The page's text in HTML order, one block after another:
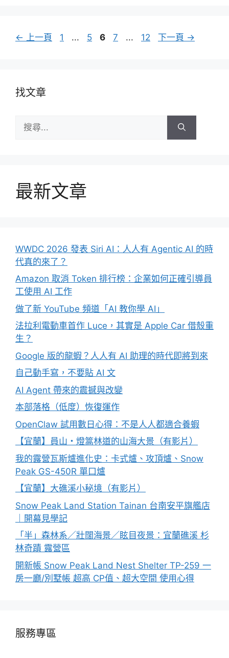
← 上一頁
頁
1 ...
頁
5
頁
6
頁
7 ...
頁
12 下一頁 →
找文章
尋:
最新文章
WWDC 2026 發表 Siri AI：人人有 Agentic AI 的時
代真的來了？
Amazon 取消 Token 排行榜：企業如何正確引導員
工使用 AI 工作
做了新 YouTube 頻道「AI 教你學 AI」
法拉利電動車首作 Luce，其實是 Apple Car 借殼重
生？
Google 版的龍蝦？人人有 AI 助理的時代即將到來
自己動手寫，不要貼 AI 文
AI Agent 帶來的震撼與改變
本部落格（低度）恢復運作
OpenClaw 試用數日心得：不是人人都適合養蝦
【宜蘭】員山・燈篙林道的山海大景（有影片）
我的露營瓦斯爐進化史：卡式爐、攻頂爐、Snow
Peak GS-450R 單口爐
【宜蘭】大礁溪小秘境（有影片）
Snow Peak Land Station Tainan 台南安平旗艦店
｜開幕見學記
「半」森林系／壯闊海景／眩目夜景：宜蘭礁溪 杉
林奇蹟 露營區
開新帳 Snow Peak Land Nest Shelter TP-259 一
房一廳/別墅帳 超高 CP值、超大空間 使用心得
服務專區